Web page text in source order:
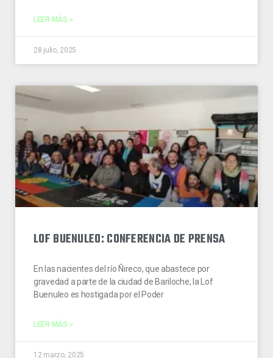
LEER MÁS »
28 julio, 2025
LOF BUENULEO: CONFERENCIA DE PRENSA
En las nacientes del río Ñireco, que abastece por
gravedad a parte de la ciudad de Bariloche, la Lof
Buenuleo es hostigada por el Poder
LEER MÁS »
12 marzo, 2025